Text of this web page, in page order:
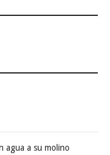
agua a su molino